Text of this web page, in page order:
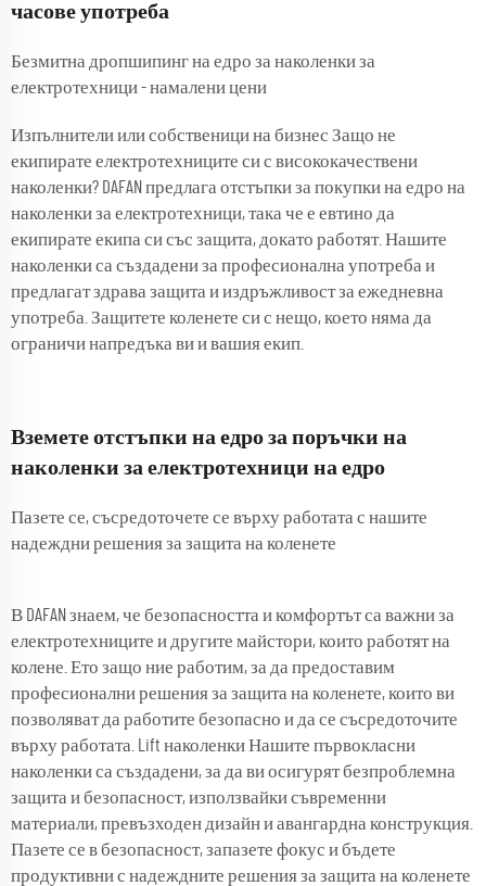
часове употреба
Безмитна дропшипинг на едро за наколенки за
електротехници - намалени цени
Изпълнители или собственици на бизнес Защо не
екипирате електротехниците си с висококачествени
наколенки? DAFAN предлага отстъпки за покупки на едро на
наколенки за електротехници, така че е евтино да
екипирате екипа си със защита, докато работят. Нашите
наколенки са създадени за професионална употреба и
предлагат здрава защита и издръжливост за ежедневна
употреба. Защитете коленете си с нещо, което няма да
ограничи напредъка ви и вашия екип.
Вземете отстъпки на едро за поръчки на
наколенки за електротехници на едро
Пазете се, съсредоточете се върху работата с нашите
надеждни решения за защита на коленете
В DAFAN знаем, че безопасността и комфортът са важни за
електротехниците и другите майстори, които работят на
колене. Ето защо ние работим, за да предоставим
професионални решения за защита на коленете, които ви
позволяват да работите безопасно и да се съсредоточите
върху работата. Lift наколенки Нашите първокласни
наколенки са създадени, за да ви осигурят безпроблемна
защита и безопасност, използвайки съвременни
материали, превъзходен дизайн и авангардна конструкция.
Пазете се в безопасност, запазете фокус и бъдете
продуктивни с надеждните решения за защита на коленете